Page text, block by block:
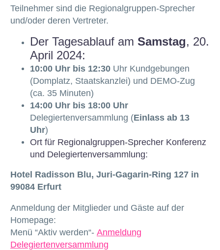
Teilnehmer sind die Regionalgruppen-Sprecher
und/oder deren Vertreter.
Der Tagesablauf am Samstag, 20.
April 2024:
10:00 Uhr bis 12:30 Uhr Kundgebungen
(Domplatz, Staatskanzlei) und DEMO-Zug
(ca. 35 Minuten)
14:00 Uhr bis 18:00 Uhr
Delegiertenversammlung (Einlass ab 13
Uhr)
Ort für Regionalgruppen-Sprecher Konferenz
und Delegiertenversammlung:
Hotel Radisson Blu, Juri-Gagarin-Ring 127 in
99084 Erfurt
Anmeldung der Mitglieder und Gäste auf der
Homepage:
Menü “Aktiv werden“- Anmeldung
Delegiertenversammlung